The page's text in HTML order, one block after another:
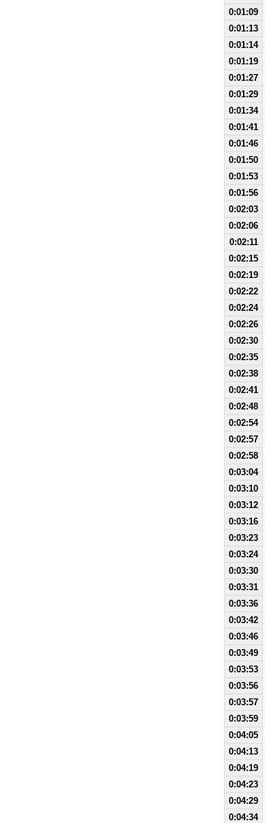
0:01:09
0:01:13
0:01:14
0:01:19
0:01:27
0:01:29
0:01:34
0:01:41
0:01:46
0:01:50
0:01:53
0:01:56
0:02:03
0:02:06
0:02:11
0:02:15
0:02:19
0:02:22
0:02:24
0:02:26
0:02:30
0:02:35
0:02:38
0:02:41
0:02:48
0:02:54
0:02:57
0:02:58
0:03:04
0:03:10
0:03:12
0:03:16
0:03:23
0:03:24
0:03:30
0:03:31
0:03:36
0:03:42
0:03:46
0:03:49
0:03:53
0:03:56
0:03:57
0:03:59
0:04:05
0:04:13
0:04:19
0:04:23
0:04:29
0:04:34